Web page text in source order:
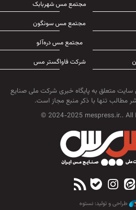
مجتمع مس شهربابک
مجتمع مس سونگون
مجتمع مس دره‌آلو
شرکت فاواگستر مس
متعلق به پایگاه خبری شرکت ملی صنایع
مطالب تنها با ذکر منبع مجاز است.
© 2024-2025 mespress.ir.. All
طراحی و تولید: نستوه